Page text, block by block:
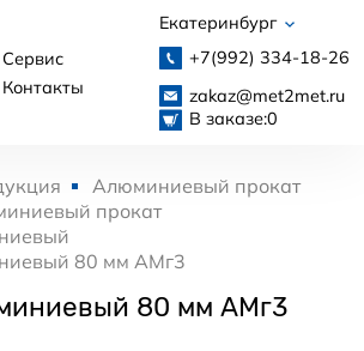
Сервис
Контакты
Екатеринбург
+7(992) 334-18-26
zakaz@met2met.ru
В заказе:0
Алюминиевый прокат
прокат
80 мм АМг3
80 мм АМг3